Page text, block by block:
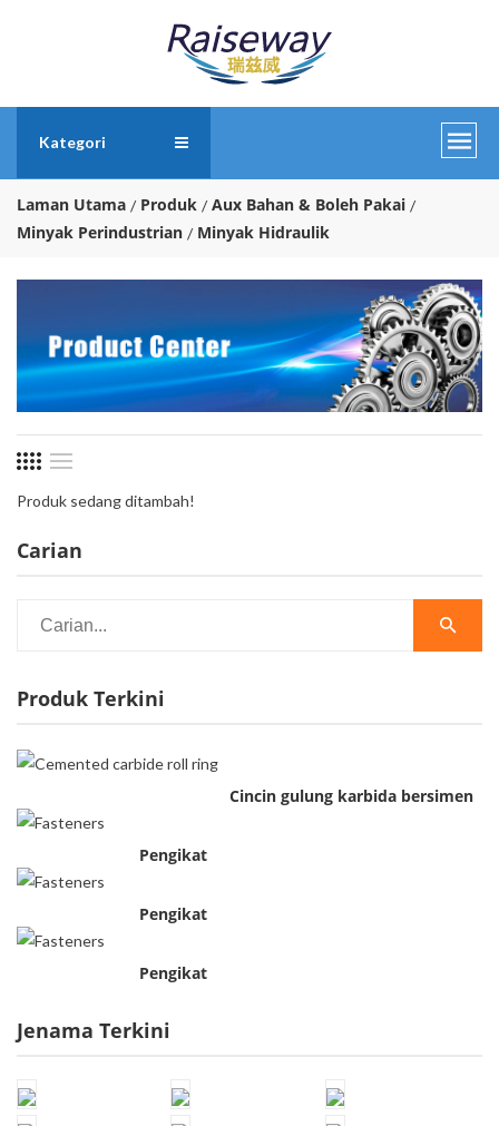
Kategori
Laman Utama Produk
Aux Bahan & Boleh Pakai
Minyak Perindustrian
Minyak Hidraulik
Carian
Produk Terkini
Cincin gulung karbida bersimen
Pengikat
Pengikat
Pengikat
Jenama Terkini
Produk sedang ditambah!